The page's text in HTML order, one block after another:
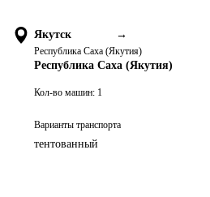
Якутск →
Республика Саха (Якутия)
Республика Саха (Якутия)
Кол-во машин: 1
Варианты транспорта
тентованный